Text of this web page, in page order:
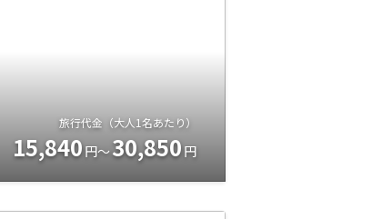
旅行代金（大人1名あたり）
15,840円～30,850円